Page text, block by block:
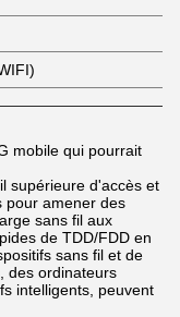
mobile qui pourrait
supérieure d'accès et
pour amener des
sans fil aux
de TDD/FDD en
sans fil et de
des ordinateurs
intelligents, peuvent